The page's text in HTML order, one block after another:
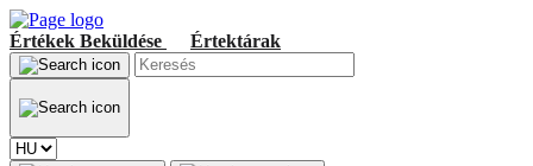
Értékek Beküldése Értektárak